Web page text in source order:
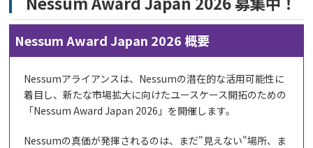
Nessum Award Japan 2026 概要
Nessumアライアンスは、Nessumの潜在的な活用可能性に
着目し、新たな市場拡大に向けたユースケース開拓のための
「Nessum Award Japan 2026」を開催します。
Nessumの真価が発揮されるのは、まだ"見えない"場所、ま